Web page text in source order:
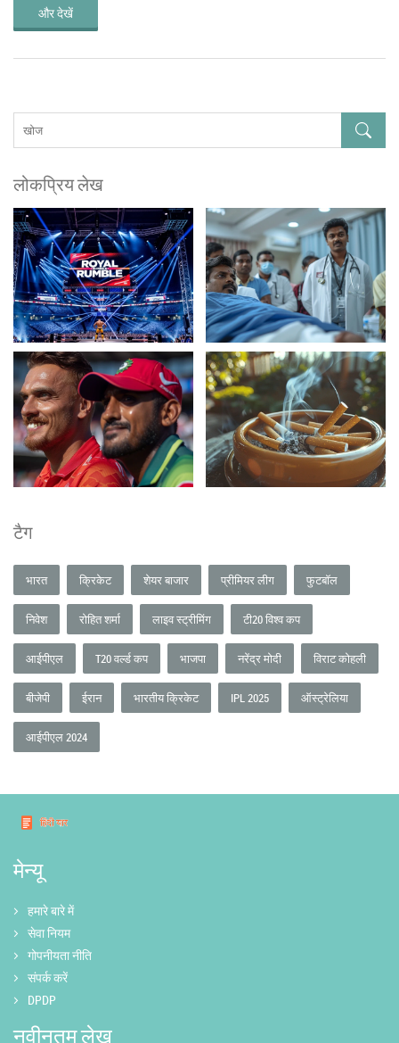
और देखें
लोकप्रिय लेख
टैग
भारत क्रिकेट शेयर बाजार प्रीमियर लीग फुटबॉल
निवेश रोहित शर्मा लाइव स्ट्रीमिंग टी20 विश्व कप
आईपीएल T20 वर्ल्ड कप भाजपा नरेंद्र मोदी विराट कोहली
बीजेपी ईरान भारतीय क्रिकेट IPL 2025 ऑस्ट्रेलिया
आईपीएल 2024
मेन्यू
हमारे बारे में
सेवा नियम
गोपनीयता नीति
संपर्क करें
DPDP
नवीनतम लेख